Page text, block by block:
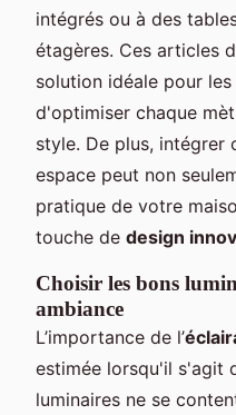
intégrés ou à des
étagères. Ces articles
solution idéale pour
d'optimiser chaque
style. De plus, intégrer
espace peut non
pratique de votre
touche de design
Choisir les bons
ambiance
L’importance de l’
estimée lorsqu'il s'agit
luminaires ne se